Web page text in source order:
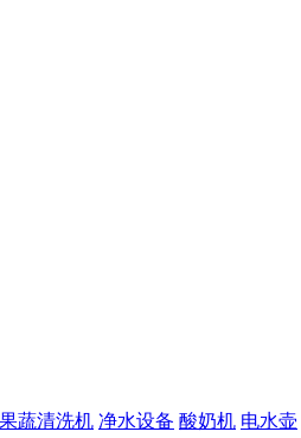
果蔬清洗机 净水设备 酸奶机 电水壶